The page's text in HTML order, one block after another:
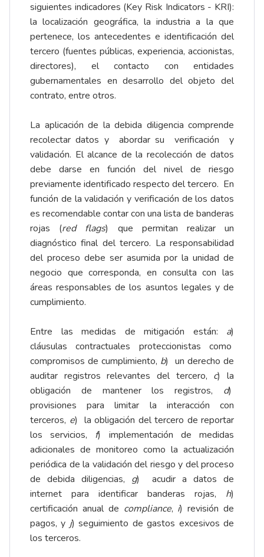
siguientes indicadores (Key Risk Indicators - KRI):
la localización geográfica, la industria a la que
pertenece, los antecedentes e identificación del
tercero (fuentes públicas, experiencia, accionistas,
directores), el contacto con entidades
gubernamentales en desarrollo del objeto del
contrato, entre otros.
La aplicación de la debida diligencia comprende
recolectar datos y abordar su verificación y
validación. El alcance de la recolección de datos
debe darse en función del nivel de riesgo
previamente identificado respecto del tercero. En
función de la validación y verificación de los datos
es recomendable contar con una lista de banderas
rojas (red flags) que permitan realizar un
diagnóstico final del tercero. La responsabilidad
del proceso debe ser asumida por la unidad de
negocio que corresponda, en consulta con las
áreas responsables de los asuntos legales y de
cumplimiento.
Entre las medidas de mitigación están: a)
cláusulas contractuales proteccionistas como
compromisos de cumplimiento, b) un derecho de
auditar registros relevantes del tercero, c) la
obligación de mantener los registros, d)
provisiones para limitar la interacción con
terceros, e) la obligación del tercero de reportar
los servicios, f) implementación de medidas
adicionales de monitoreo como la actualización
periódica de la validación del riesgo y del proceso
de debida diligencias, g) acudir a datos de
internet para identificar banderas rojas, h)
certificación anual de compliance, i) revisión de
pagos, y j) seguimiento de gastos excesivos de
los terceros.